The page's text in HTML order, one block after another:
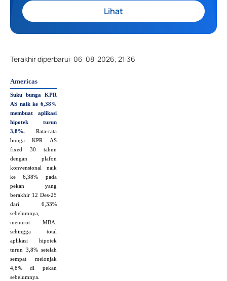
Lihat
Terakhir diperbarui: 06-08-2026, 21:36
Americas
Suku bunga KPR
AS naik ke 6,38%
membuat aplikasi
hipotek turun
3,8%.
Rata‑rata
bunga KPR AS
fixed 30 tahun
dengan plafon
konvensional naik
ke 6,38% pada
pekan yang
berakhir 12 Des‑25
dari 6,33%
sebelumnya,
menurut MBA,
sehingga total
aplikasi hipotek
turun 3,8% setelah
sempat melonjak
4,8% di pekan
sebelumnya.